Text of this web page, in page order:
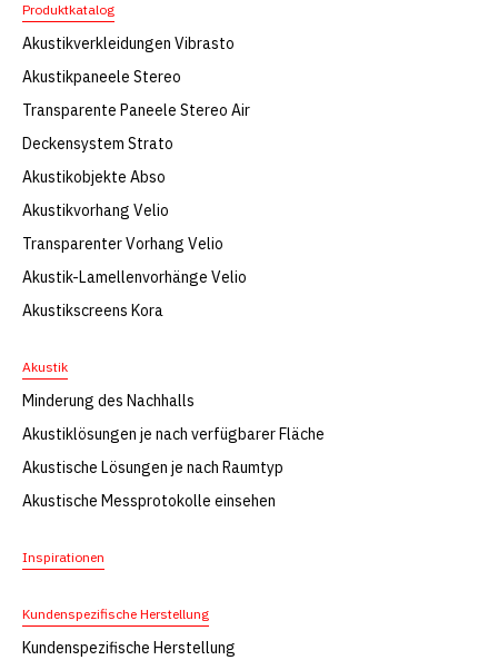
Produktkatalog
Akustikverkleidungen Vibrasto
Akustikpaneele Stereo
Transparente Paneele Stereo Air
Deckensystem Strato
Akustikobjekte Abso
Akustikvorhang Velio
Transparenter Vorhang Velio
Akustik-Lamellenvorhänge Velio
Akustikscreens Kora
Akustik
Minderung des Nachhalls
Akustiklösungen je nach verfügbarer Fläche
Akustische Lösungen je nach Raumtyp
Akustische Messprotokolle einsehen
Inspirationen
Kundenspezifische Herstellung
Kundenspezifische Herstellung